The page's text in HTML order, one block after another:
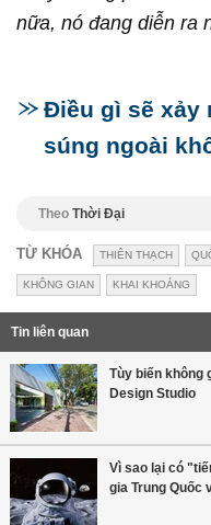
nữa, nó đang diễn ra
Điều gì sẽ xảy
súng ngoài
Theo Thời Đại
TỪ KHÓA THIÊN THẠCH
KHÔNG GIAN KHAI KHOÁNG
Tin liên quan
Tùy biến không
Design Studio
Vì sao lại có
gia Trung Quốc